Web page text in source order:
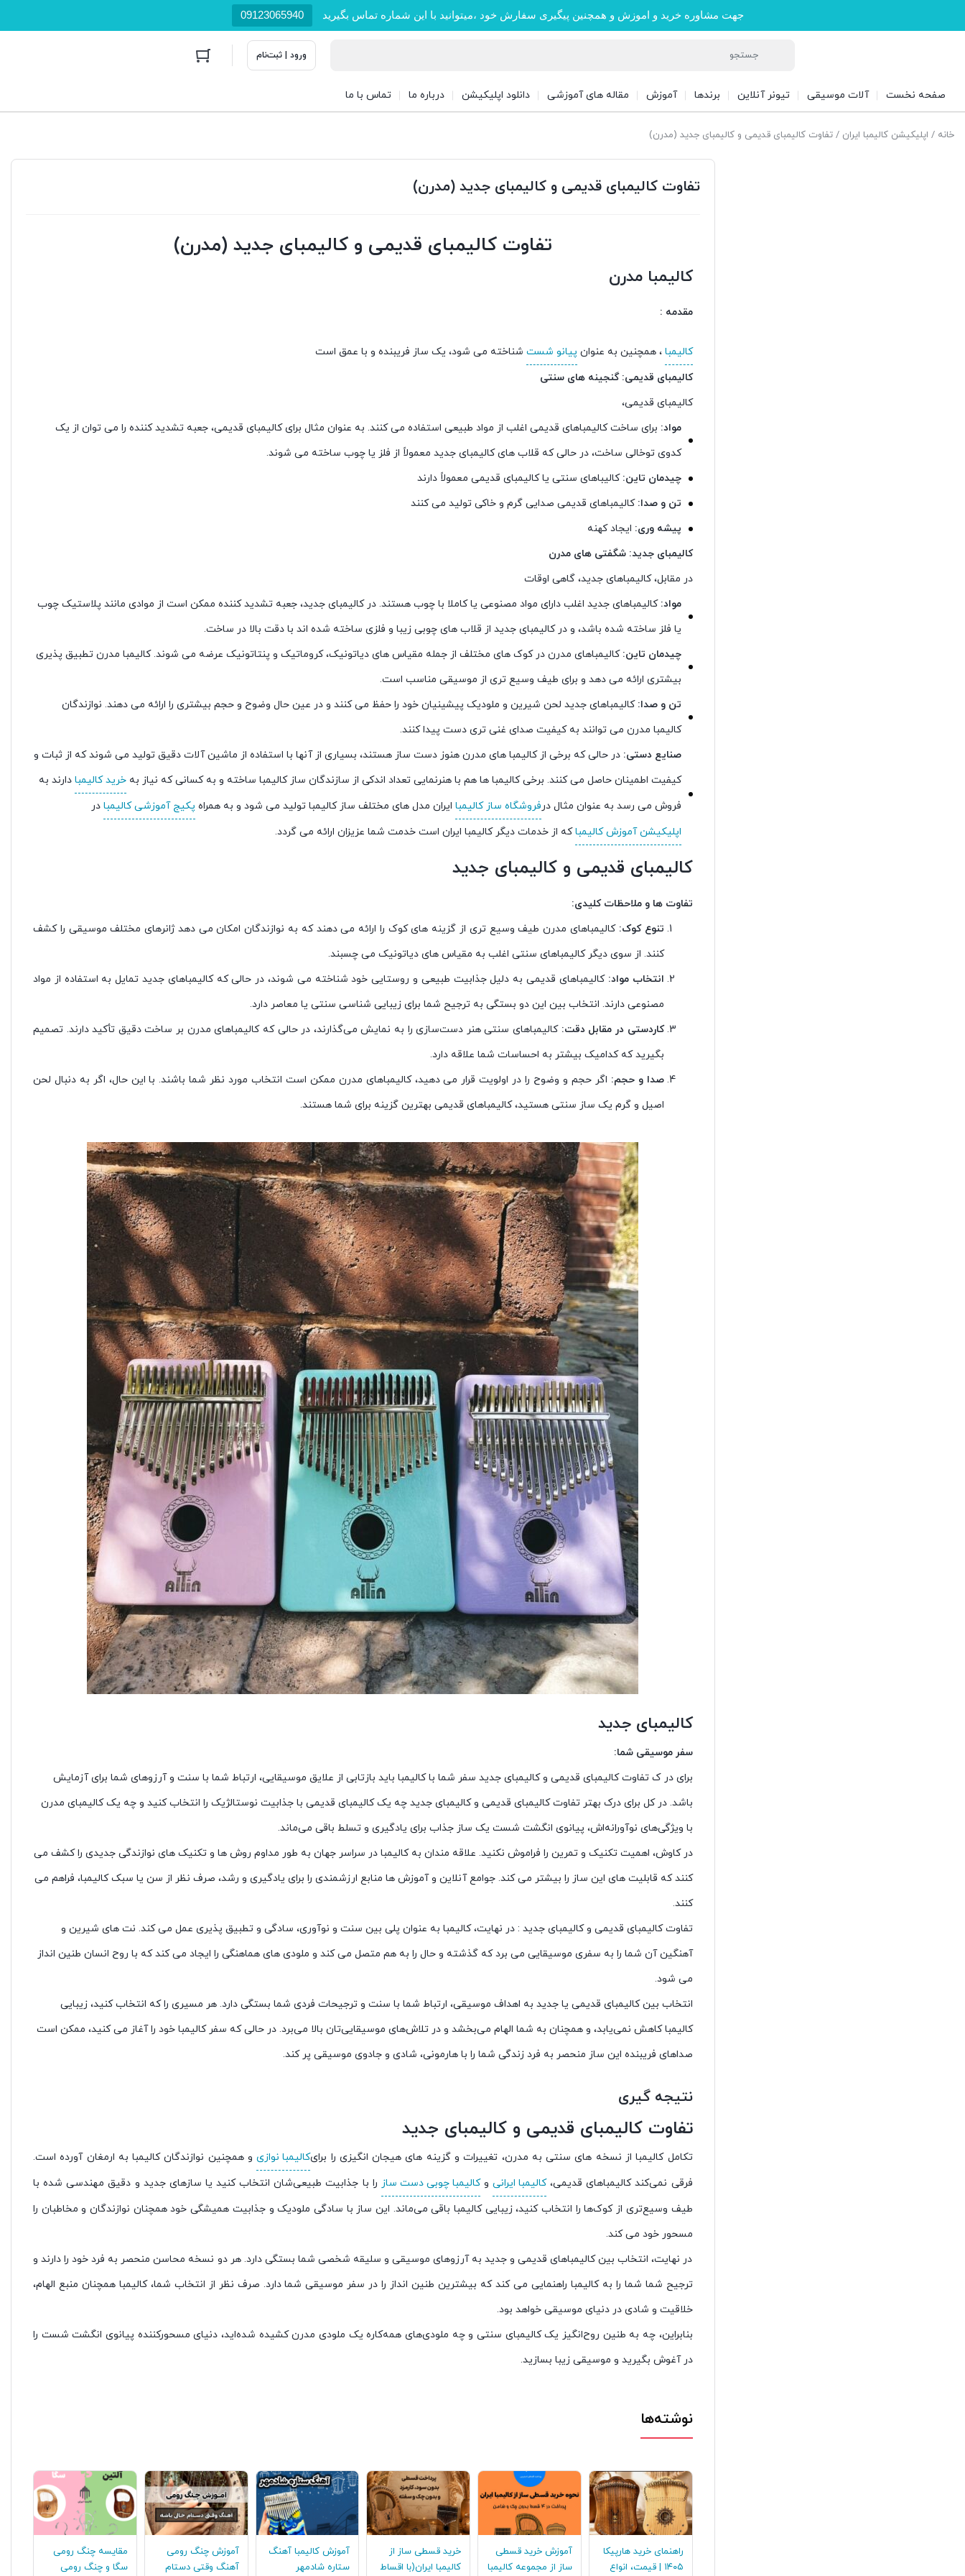
جهت مشاوره خرید و اموزش و همچنین پیگیری سفارش خود ،میتوانید با این شماره تماس بگیرید 09123065940
ورود | ثبت‌نام
صفحه نخست آلات موسیقی تیونر آنلاین برندها آموزش مقاله های آموزشی دانلود اپلیکیشن درباره ما تماس با ما
خانه / اپلیکیشن کالیمبا ایران / تفاوت کالیمبای قدیمی و کالیمبای جدید (مدرن)
تفاوت کالیمبای قدیمی و کالیمبای جدید (مدرن)
تفاوت کالیمبای قدیمی و کالیمبای جدید (مدرن)
کالیمبا مدرن
مقدمه :
کالیمبا ، همچنین به عنوان پیانو شست شناخته می شود، یک ساز فریبنده و با عمق است
کالیمبای قدیمی: گنجینه های سنتی
کالیمبای قدیمی،
مواد: برای ساخت کالیمباهای قدیمی اغلب از مواد طبیعی استفاده می کنند. به عنوان مثال برای کالیمبای قدیمی، جعبه تشدید کننده را می توان از یک
کدوی توخالی ساخت، در حالی که قلاب های کالیمبای جدید معمولاً از فلز یا چوب ساخته می شوند.
چیدمان تاین: کالیباهای سنتی یا کالیمبای قدیمی معمولاً دارند
تن و صدا: کالیمباهای قدیمی صدایی گرم و خاکی تولید می کنند
پیشه وری: ایجاد کهنه
کالیمبای جدید: شگفتی های مدرن
در مقابل، کالیمباهای جدید، گاهی اوقات
مواد: کالیمباهای جدید اغلب دارای مواد مصنوعی یا کاملا با چوب هستند. در کالیمبای جدید، جعبه تشدید کننده ممکن است از موادی مانند پلاستیک چوب
یا فلز ساخته شده باشد، و در کالیمبای جدید از قلاب های چوبی زیبا و فلزی ساخته شده اند با دقت بالا در ساخت.
چیدمان تاین: کالیمباهای مدرن در کوک های مختلف از جمله مقیاس های دیاتونیک، کروماتیک و پنتاتونیک عرضه می شوند. کالیمبا مدرن تطبیق پذیری
بیشتری ارائه می دهد و برای طیف وسیع تری از موسیقی مناسب است.
تن و صدا: کالیمباهای جدید لحن شیرین و ملودیک پیشینیان خود را حفظ می کنند و در عین حال وضوح و حجم بیشتری را ارائه می دهند. نوازندگان
کالیمبا مدرن می توانند به کیفیت صدای غنی تری دست پیدا کنند.
صنایع دستی: در حالی که برخی از کالیمبا های مدرن هنوز دست ساز هستند، بسیاری از آنها با استفاده از ماشین آلات دقیق تولید می شوند که از ثبات و
کیفیت اطمینان حاصل می کنند. برخی کالیمبا ها هم با هنرنمایی تعداد اندکی از سازندگان ساز کالیمبا ساخته و به کسانی که نیاز بهخرید کالیمبا دارند به
فروش می رسد به عنوان مثال درفروشگاه ساز کالیمبا ایران مدل های مختلف ساز کالیمبا تولید می شود و به همراه پکیج آموزشی کالیمبا در
اپلیکیشن آموزش کالیمباکه از خدمات دیگر کالیمبا ایران است خدمت شما عزیزان ارائه می گردد.
کالیمبای قدیمی و کالیمبای جدید
تفاوت ها و ملاحظات کلیدی:
تنوع کوک: کالیمباهای مدرن طیف وسیع تری از گزینه های کوک را ارائه می دهند که به نوازندگان امکان می دهد ژانرهای مختلف موسیقی را کشف
کنند. از سوی دیگر کالیمباهای سنتی اغلب به مقیاس های دیاتونیک می چسبند.
انتخاب مواد: کالیمباهای قدیمی به دلیل جذابیت طبیعی و روستایی خود شناخته می شوند، در حالی که کالیمباهای جدید تمایل به استفاده از مواد
مصنوعی دارند. انتخاب بین این دو بستگی به ترجیح شما برای زیبایی شناسی سنتی یا معاصر دارد.
کاردستی در مقابل دقت: کالیمباهای سنتی هنر دست‌سازی را به نمایش می‌گذارند، در حالی که کالیمباهای مدرن بر ساخت دقیق تأکید دارند. تصمیم
بگیرید که کدامیک بیشتر به احساسات شما علاقه دارد.
صدا و حجم: اگر حجم و وضوح را در اولویت قرار می دهید، کالیمباهای مدرن ممکن است انتخاب مورد نظر شما باشند. با این حال، اگر به دنبال لحن
اصیل و گرم یک ساز سنتی هستید، کالیمباهای قدیمی بهترین گزینه برای شما هستند.
کالیمبای جدید
سفر موسیقی شما:
برای در ک تفاوت کالیمبای قدیمی و کالیمبای جدید سفر شما با کالیمبا باید بازتابی از علایق موسیقایی، ارتباط شما با سنت و آرزوهای شما برای آزمایش
باشد. در کل برای درک بهتر تفاوت کالیمبای قدیمی و کالیمبای جدید چه یک کالیمبای قدیمی با جذابیت نوستالژیک را انتخاب کنید و چه یک کالیمبای مدرن
با ویژگی‌های نوآورانه‌اش، پیانوی انگشت شست یک ساز جذاب برای یادگیری و تسلط باقی می‌ماند.
در کاوش، اهمیت تکنیک و تمرین را فراموش نکنید. علاقه مندان به کالیمبا در سراسر جهان به طور مداوم روش ها و تکنیک های نوازندگی جدیدی را کشف می
کنند که قابلیت های این ساز را بیشتر می کند. جوامع آنلاین و آموزش ها منابع ارزشمندی را برای یادگیری و رشد، صرف نظر از سن یا سبک کالیمبا، فراهم می
کنند.
تفاوت کالیمبای قدیمی و کالیمبای جدید : در نهایت، کالیمبا به عنوان پلی بین سنت و نوآوری، سادگی و تطبیق پذیری عمل می کند. نت های شیرین و
آهنگین آن شما را به سفری موسیقایی می برد که گذشته و حال را به هم متصل می کند و ملودی های هماهنگی را ایجاد می کند که با روح انسان طنین انداز
می شود.
انتخاب بین کالیمبای قدیمی یا جدید به اهداف موسیقی، ارتباط شما با سنت و ترجیحات فردی شما بستگی دارد. هر مسیری را که انتخاب کنید، زیبایی
کالیمبا کاهش نمی‌یابد، و همچنان به شما الهام می‌بخشد و در تلاش‌های موسیقایی‌تان بالا می‌برد. در حالی که سفر کالیمبا خود را آغاز می کنید، ممکن است
صداهای فریبنده این ساز منحصر به فرد زندگی شما را با هارمونی، شادی و جادوی موسیقی پر کند.
نتیجه گیری
تفاوت کالیمبای قدیمی و کالیمبای جدید
تکامل کالیمبا از نسخه های سنتی به مدرن، تغییرات و گزینه های هیجان انگیزی را برایکالیمبا نوازیو همچنین نوازندگان کالیمبا به ارمغان آورده است.
فرقی نمی‌کند کالیمباهای قدیمی،کالیمبا ایرانی وکالیمبا چوبی دست‌ ساز را با جذابیت طبیعی‌شان انتخاب کنید یا سازهای جدید و دقیق مهندسی شده با
طیف وسیع‌تری از کوک‌ها را انتخاب کنید، زیبایی کالیمبا باقی می‌ماند. این ساز با سادگی ملودیک و جذابیت همیشگی خود همچنان نوازندگان و مخاطبان را
مسحور خود می کند.
در نهایت، انتخاب بین کالیمباهای قدیمی و جدید به آرزوهای موسیقی و سلیقه شخصی شما بستگی دارد. هر دو نسخه محاسن منحصر به فرد خود را دارند و
ترجیح شما شما را به کالیمبا راهنمایی می کند که بیشترین طنین انداز را در سفر موسیقی شما دارد. صرف نظر از انتخاب شما، کالیمبا همچنان منبع الهام،
خلاقیت و شادی در دنیای موسیقی خواهد بود.
بنابراین، چه به طنین روح‌انگیز یک کالیمبای سنتی و چه ملودی‌های همه‌کاره یک ملودی مدرن کشیده شده‌اید، دنیای مسحورکننده پیانوی انگشت شست را
در آغوش بگیرید و موسیقی زیبا بسازید.
نوشته‌ها
راهنمای خرید هارپیکا
۱۴۰۵ | قیمت، انواع
آموزش خرید قسطی
ساز از مجموعه کالیمبا
خرید قسطی ساز از
کالیمبا ایران(با اقساط
آموزش کالیمبا آهنگ
ستاره شادمهر
آموزش چنگ رومی
آهنگ وقتی دستام
مقایسه چنگ رومی
سگا و چنگ رومی